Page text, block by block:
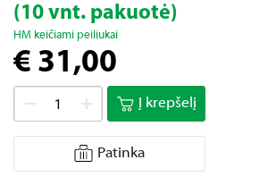
(10 vnt. pakuotė)
HM keičiami peiliukai
€ 31,00
Į krepšelį
Patinka